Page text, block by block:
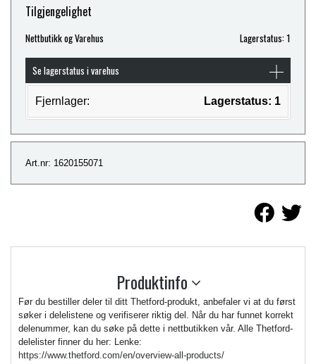
Tilgjengelighet
Nettbutikk og Varehus Lagerstatus: 1
Se lagerstatus i varehus
Fjernlager: Lagerstatus: 1
Art.nr: 1620155071
Produktinfo
Før du bestiller deler til ditt Thetford-produkt, anbefaler vi at du først
søker i delelistene og verifiserer riktig del. Når du har funnet korrekt
delenummer, kan du søke på dette i nettbutikken vår. Alle Thetford-
delelister finner du her: Lenke:
https://www.thetford.com/en/overview-all-products/